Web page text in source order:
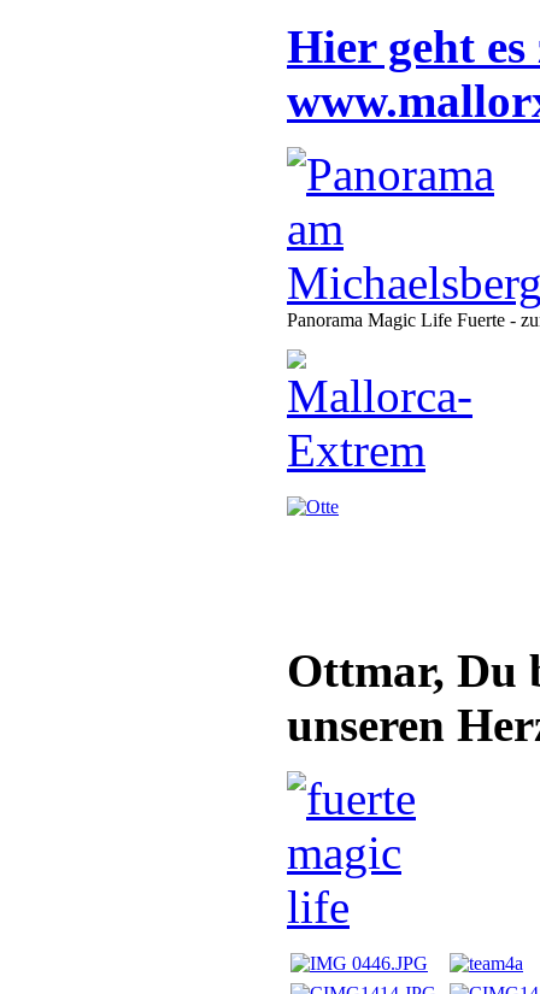
Hier geht es
Panorama Magic Life Fuerte -
Ottmar, Du
unseren